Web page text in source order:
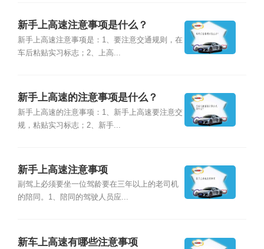
新手上高速注意事项是什么？
新手上高速注意事项是：1、要注意交通规则，在
车后粘贴实习标志；2、上高...
新手上高速的注意事项是什么？
新手上高速的注意事项：1、新手上高速要注意交
规，粘贴实习标志；2、新手...
新手上高速注意事项
副驾上必须要坐一位驾龄要在三年以上的老司机
的陪同。1、陪同的驾驶人员应...
新车上高速有哪些注意事项